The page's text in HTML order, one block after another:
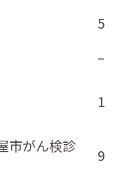
–
市がん検診